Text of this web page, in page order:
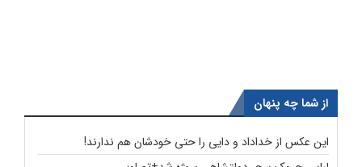
از شما چه پنهان
این عکس از خداداد و دایی را حتی خودشان هم ندارند!